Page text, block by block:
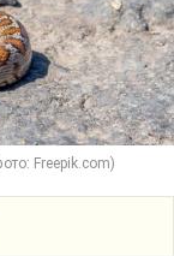
Freepik.com)